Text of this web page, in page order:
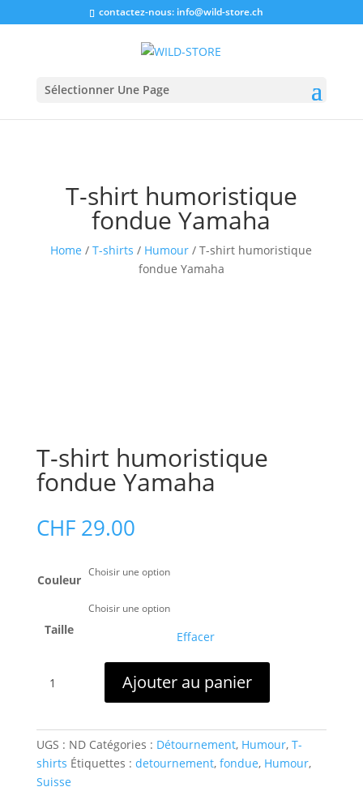
contactez-nous: info@wild-store.ch
Sélectionner Une Page
T-shirt humoristique
fondue Yamaha
Home /T-shirts / Humour / T-shirt humoristique
fondue Yamaha
T-shirt humoristique
fondue Yamaha
CHF29.00
Couleur
Taille Effacer
humoristique
fondue
Yamaha
Ajouter au panier
UGS : ND Catégories : Détournement, Humour, T-
shirts Étiquettes : detournement, fondue, Humour,
Suisse